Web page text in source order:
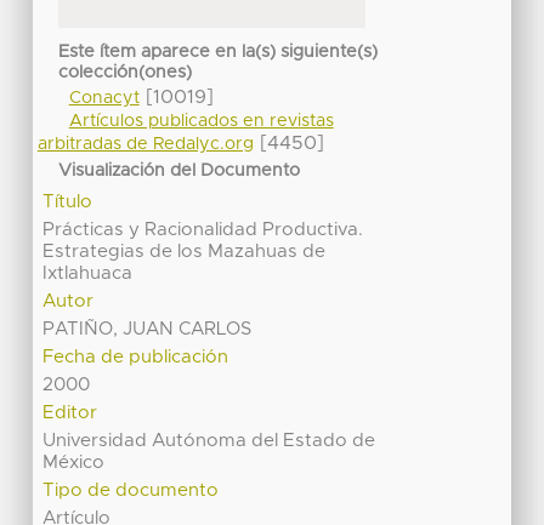
Este ítem aparece en la(s) siguiente(s)
colección(ones)
Conacyt[10019]
Artículos publicados en revistas
arbitradas de Redalyc.org
[4450]
Visualización del Documento
Título
Prácticas y Racionalidad Productiva.
Estrategias de los Mazahuas de
Ixtlahuaca
Autor
PATIÑO, JUAN CARLOS
Fecha de publicación
2000
Editor
Universidad Autónoma del Estado de
México
Tipo de documento
Artículo